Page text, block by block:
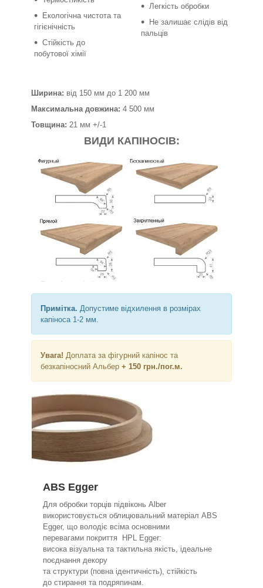
Екологічна чистота та
гігієнічність
Стійкість до
побутової хімії
Легкість обробки
Не залишає слідів від
пальців
Ширина: від 150 мм до 1 200 мм
Максимальна довжина: 4 500 мм
Товщина: 21 мм +/-1
ВИДИ КАПІНОСІВ:
Примітка. Допустиме відхилення в розмірах
капіноса 1-2 мм.
Увага! Доплата за фігурний капінос та
безкапіносний Альбер + 150 грн./пог.м.
ABS Egger
Для обробки торців підвіконь Alber
використовується облицювальний матеріал ABS
Egger, що володіє всіма основними
перевагами покриття HPL Egger:
висока візуальна та тактильна якість, ідеальне
поєднання декору
та структури (повна ідентичність), стійкість
до стирання та подряпинам.